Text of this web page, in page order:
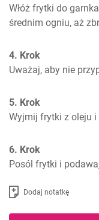
Włóż frytki do
średnim ogniu, aż
4. Krok
Uważaj, aby nie
5. Krok
Wyjmij frytki z oleju i
6. Krok
Posól frytki i
Dodaj notatkę